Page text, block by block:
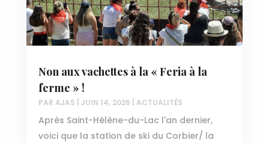
Non aux vachettes à la « Feria à la
ferme » !
PAR AJAS JUIN 14, 2026 ACTUALITÉS
Après Saint-Hélène-du-Lac l'an dernier,
voici que la station de ski du Corbier/ la